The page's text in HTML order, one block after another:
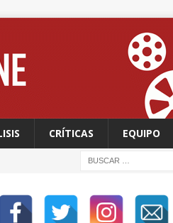
CRÍTICAS EQUIPO